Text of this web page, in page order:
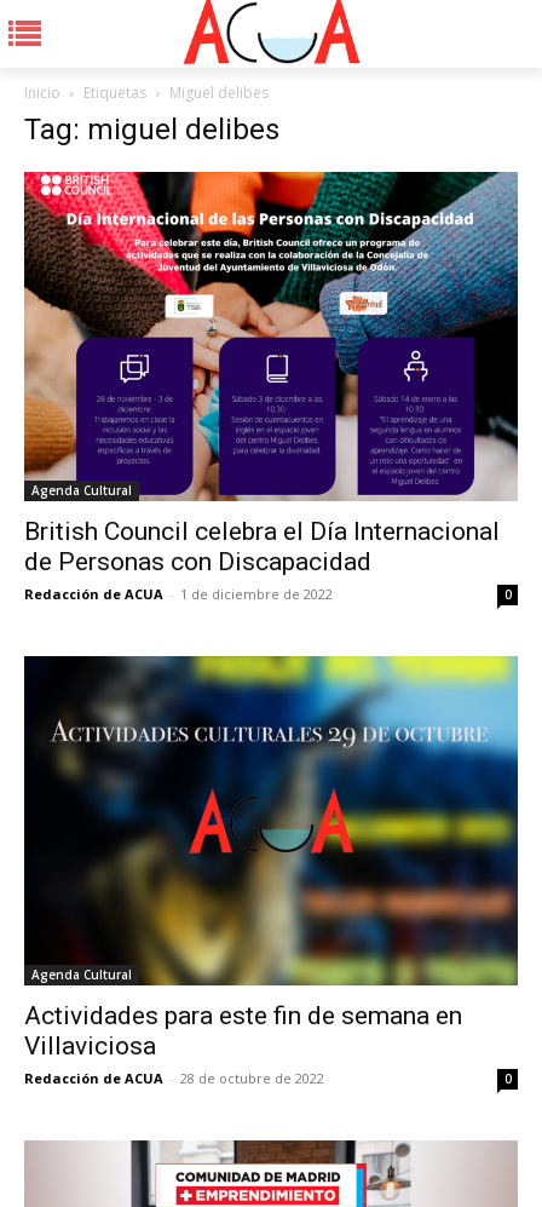
Inicio Etiquetas Miguel delibes
Tag: miguel delibes
Agenda Cultural
British Council celebra el Día Internacional
de Personas con Discapacidad
Redacción de ACUA - 1 de diciembre de 2022 0
Agenda Cultural
Actividades para este fin de semana en
Villaviciosa
Redacción de ACUA - 28 de octubre de 2022 0